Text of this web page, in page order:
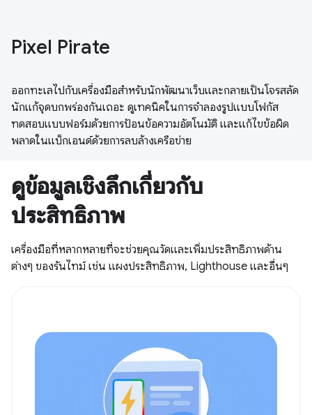
Pixel Pirate
ออกทะเลไปกับเครื่องมือสำหรับนักพัฒนาเว็บและกลายเป็นโจรสลัด
นักแก้จุดบกพร่องกันเถอะ ดูเทคนิคในการจำลองรูปแบบโฟกัส
ทดสอบแบบฟอร์มด้วยการป้อนข้อความอัตโนมัติ และแก้ไขข้อผิด
พลาดในแบ็กเอนด์ด้วยการลบล้างเครือข่าย
ดูข้อมูลเชิงลึกเกี่ยวกับ
ประสิทธิภาพ
เครื่องมือที่หลากหลายที่จะช่วยคุณวัดและเพิ่มประสิทธิภาพด้าน
ต่างๆ ของรันไทม์ เช่น แผงประสิทธิภาพ, Lighthouse และอื่นๆ